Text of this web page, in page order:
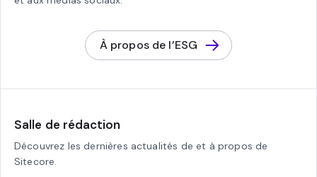
À propos de l’ESG
Salle de rédaction
Découvrez les dernières actualités de et à propos de
Sitecore.